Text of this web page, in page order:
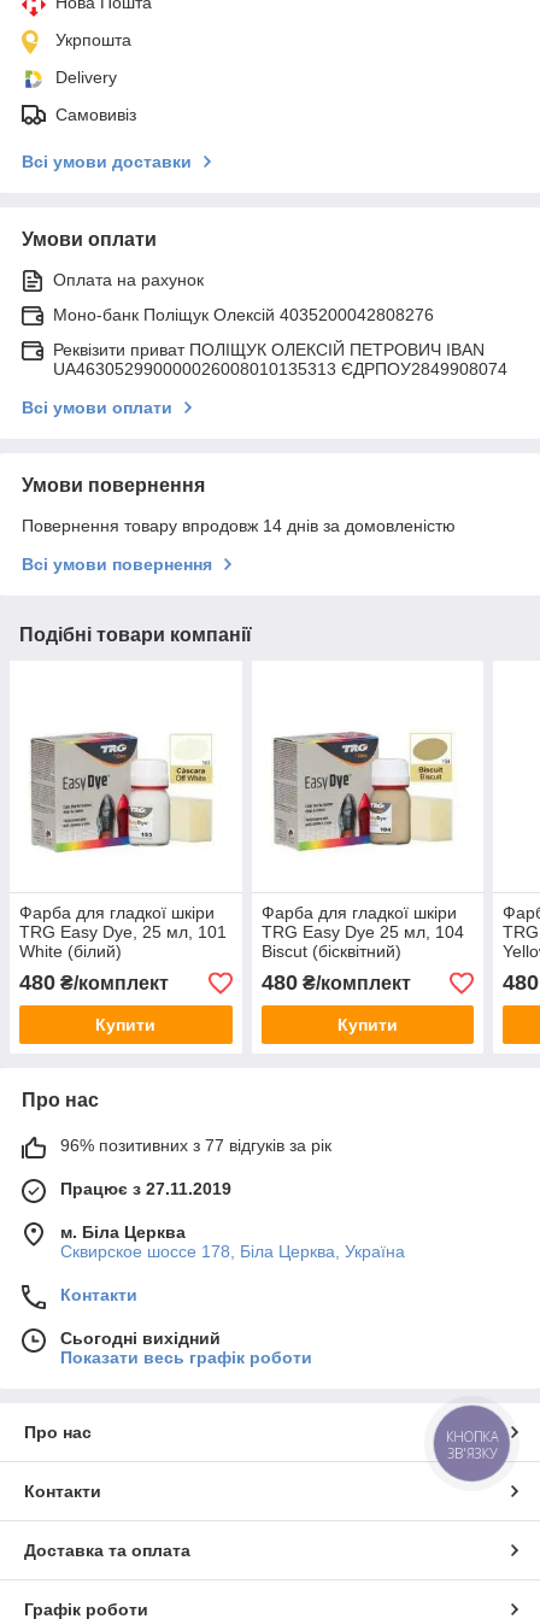
Укрпошта
Delivery
Самовивіз
Всі умови доставки
Умови оплати
Оплата на рахунок
Моно-банк Поліщук Олексій 4035200042808276
Реквізити приват ПОЛІЩУК ОЛЕКСІЙ ПЕТРОВИЧ IBAN
UA463052990000026008010135313 ЄДРПОУ2849908074
Всі умови оплати
Умови повернення
Повернення товару впродовж 14 днів за домовленістю
Всі умови повернення
Подібні товари компанії
Фарба для гладкої шкіри
TRG Easy Dye, 25 мл, 101
White (білий)
480 ₴/комплект
Купити
Фарба для гладкої шкіри
TRG Easy Dye 25 мл, 104
Biscut (бісквітний)
480₴/комплект
Купити
480
Про нас
96% позитивних з 77 відгуків за рік
Працює з 27.11.2019
м. Біла Церква
Сквирское шоссе 178, Біла Церква, Україна
Контакти
Сьогодні вихідний
Показати весь графік роботи
Про нас
Контакти
Доставка та оплата
Графік роботи
КНОПКА
ЗВ'ЯЗКУ